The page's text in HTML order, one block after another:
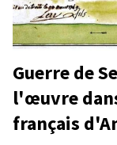
Guerre de
l'œuvre
français